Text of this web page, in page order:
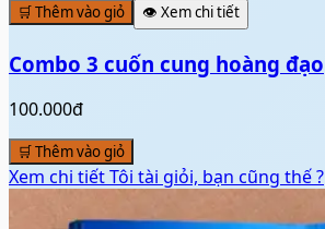
🛒 Thêm vào giỏ
👁️ Xem chi tiết
Combo 3 cuốn cung hoàng đạo
100.000đ
🛒 Thêm vào giỏ
Xem chi tiếtTôi tài giỏi, bạn cũng thế ?